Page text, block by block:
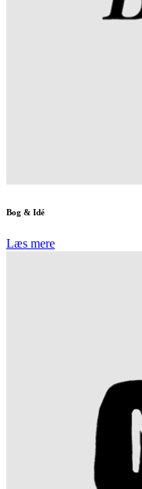
Bog & Idé
Læs mere